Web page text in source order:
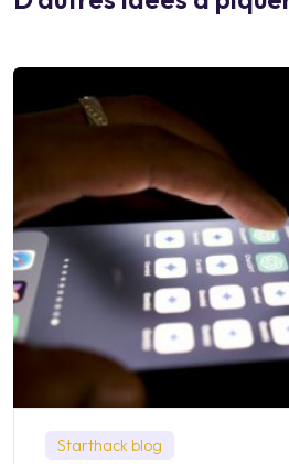
Starthack blog